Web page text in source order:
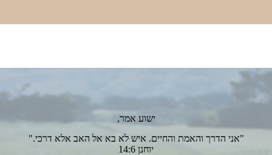
ישוע אמר,
"אני הדרך והאמת והחיים. איש לא בא אל האב אלא דרכי."
יוחנן 14:6